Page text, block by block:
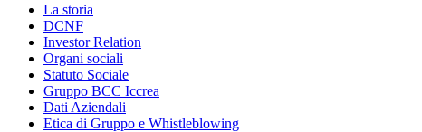
La storia
DCNF
Investor Relation
Organi sociali
Statuto Sociale
Gruppo BCC Iccrea
Dati Aziendali
Etica di Gruppo e Whistleblowing